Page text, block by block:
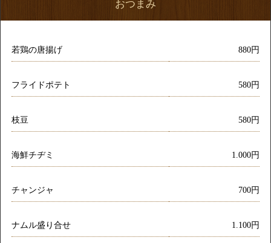
おつまみ
若鶏の唐揚げ 880円
フライドポテト 580円
枝豆 580円
海鮮チヂミ 1.000円
チャンジャ 700円
ナムル盛り合せ 1.100円